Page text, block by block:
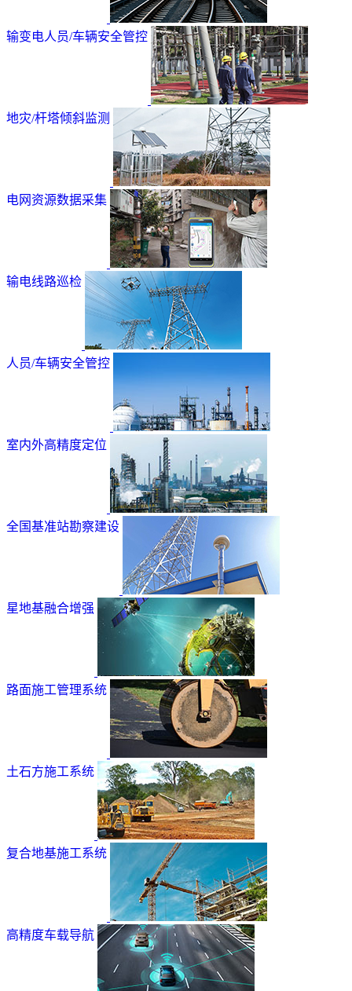
输变电人员/车辆安全管控
地灾/杆塔倾斜监测
电网资源数据采集
输电线路巡检
人员/车辆安全管控
室内外高精度定位
全国基准站勘察建设
星地基融合增强
路面施工管理系统
土石方施工系统
复合地基施工系统
高精度车载导航